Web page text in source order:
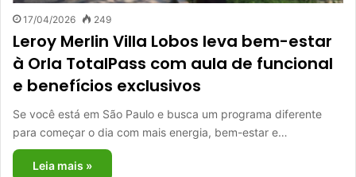
17/04/2026 249
Leroy Merlin Villa Lobos leva bem-estar
à Orla TotalPass com aula de funcional
e benefícios exclusivos
Se você está em São Paulo e busca um programa diferente
para começar o dia com mais energia, bem-estar e…
Leia mais »